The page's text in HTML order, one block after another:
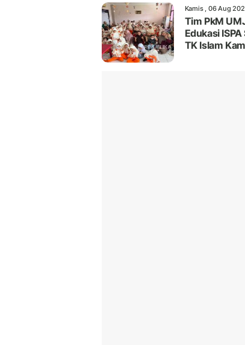
Kamis , 06 Aug
Tim PkM
Edukasi
TK Islam